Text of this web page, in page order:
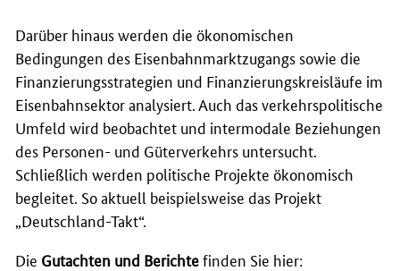
Darüber hinaus werden die ökonomischen
Bedingungen des Eisenbahnmarktzugangs sowie die
Finanzierungsstrategien und Finanzierungskreisläufe im
Eisenbahnsektor analysiert. Auch das verkehrspolitische
Umfeld wird beobachtet und intermodale Beziehungen
des Personen- und Güterverkehrs untersucht.
Schließlich werden politische Projekte ökonomisch
begleitet. So aktuell beispielsweise das Projekt
„Deutschland-Takt“.
Die Gutachten und Berichtefinden Sie hier: